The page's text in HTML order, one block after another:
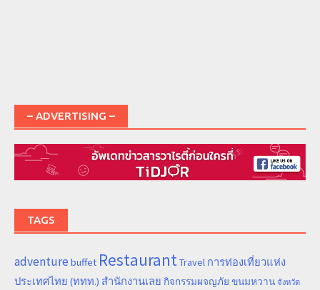
– ADVERTISING –
TAGS
adventure buffet RestaurantTravel การท่องเที่ยวแห่ง
ประเทศไทย (ททท.) สำนักงานเลย กิจกรรมผจญภัย ขนมหวาน จังหวัด